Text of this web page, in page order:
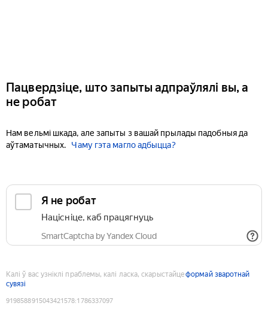
Пацвердзіце, што запыты адпраўлялі вы, а
не робат
Нам вельмі шкада, але запыты з вашай прылады падобныя да
аўтаматычных.
Чаму гэта магло адбыцца?
Я не робат
Націсніце, каб працягнуць
SmartCaptcha by Yandex Cloud
Калі ў вас узніклі праблемы, калі ласка, скарыстайцеформай зваротнай
сувязі
9198588915043421578:1786337097